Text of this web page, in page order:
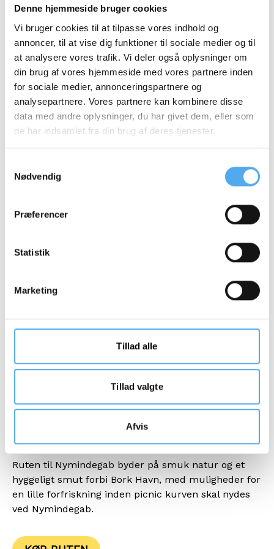
Denne hjemmeside bruger cookies
Vi bruger cookies til at tilpasse vores indhold og
annoncer, til at vise dig funktioner til sociale medier og til
at analysere vores trafik. Vi deler også oplysninger om
din brug af vores hjemmeside med vores partnere inden
for sociale medier, annonceringspartnere og
analysepartnere. Vores partnere kan kombinere disse
data med andre oplysninger, du har givet dem, eller som
de har indsamlet fra din brug af deres tjenester.
Nødvendig
Præferencer
Statistik
Marketing
Tillad alle
Tillad valgte
Afvis
1 Lokal øl eller æblemost
Til at slukke tørsten kan I enten vælge en lokal øl
eller en lokal æblemost. Local Food har 8 lokale øl
producenter, derfor vil det variere, hvor øllen
kommer fra.
Rute til Nymindegab
Ruten til Nymindegab byder på smuk natur og et
hyggeligt smut forbi Bork Havn, med muligheder for
en lille forfriskning inden picnic kurven skal nydes
ved Nymindegab.